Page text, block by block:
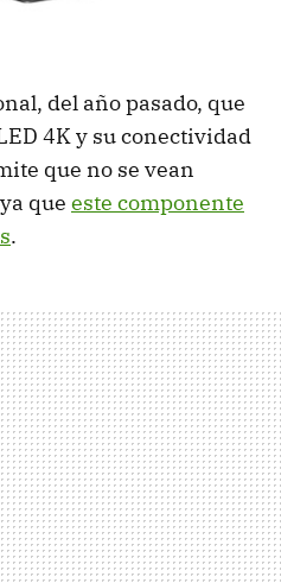
del año pasado, que
4K y su conectividad
que no se vean
que este componente
.